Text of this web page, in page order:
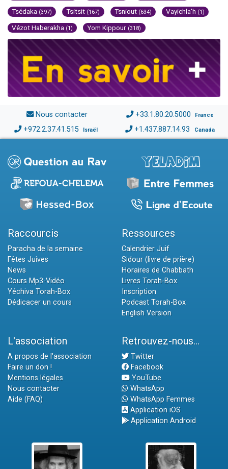
Tsédaka (397) Tsitsit (167) Tsniout (634) Vayichla'h (1)
Vézot Haberakha (1) Yom Kippour (318)
Nous contacter +33.1.80.20.5000 France
+972.2.37.41.515 Israël +1.437.887.14.93 Canada
Raccourcis
Paracha de la semaine
Fêtes Juives
News
Cours Mp3-Vidéo
Yéchiva Torah-Box
Dédicacer un cours
Ressources
Calendrier Juif
Sidour (livre de prière)
Horaires de Chabbath
Livres Torah-Box
Inscription
Podcast Torah-Box
English Version
L'association
A propos de l'association
Faire un don !
Mentions légales
Nous contacter
Aide (FAQ)
Retrouvez-nous...
Twitter
Facebook
YouTube
WhatsApp
WhatsApp Femmes
Application iOS
Application Android